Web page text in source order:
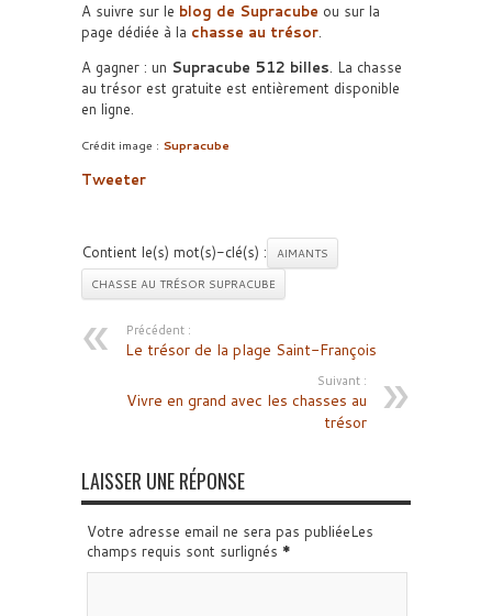
A suivre sur le blog de Supracube ou sur la
page dédiée à la chasse au trésor.
A gagner : un Supracube 512 billes. La chasse
au trésor est gratuite est entièrement disponible
en ligne.
Crédit image : Supracube
Tweeter
Contient le(s) mot(s)-clé(s) :
AIMANTS
CHASSE AU TRÉSOR SUPRACUBE
Précédent :
Le trésor de la plage Saint-François
Suivant :
Vivre en grand avec les chasses au
trésor
LAISSER UNE RÉPONSE
Votre adresse email ne sera pas publiéeLes
champs requis sont surlignés *